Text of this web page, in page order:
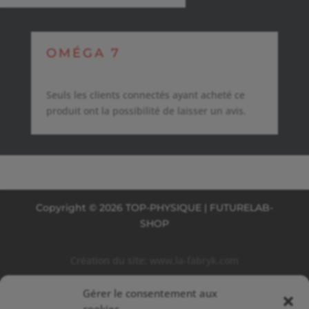
Gérer le consentement aux
OMÉGA 7
Seuls les clients connectés ayant acheté ce
produit ont la possibilité de laisser un avis.
Copyright © 2026 TOP-PHYSIQUE | FUTURELAB-
SHOP